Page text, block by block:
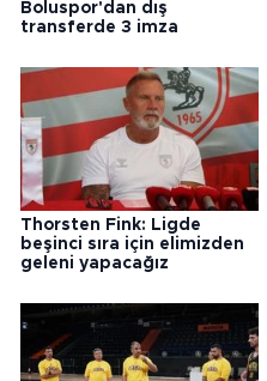
Boluspor'dan dış
transferde 3 imza
Thorsten Fink: Ligde
beşinci sıra için elimizden
geleni yapacağız